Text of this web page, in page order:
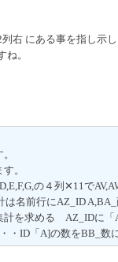
右 にある事を指し示
。
。
。
✕11で
行にAZ_ID A,BA_
る AZ_IDに「A」
数に集計